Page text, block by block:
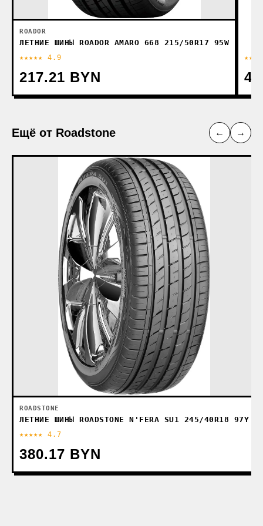
ROADOR
ЛЕТНИЕ ШИНЫ ROADOR AMARO 668 215/50R17 95W
★★★★★ 4.9
217.21 BYN
Ещё от Roadstone ← →
ROADSTONE
ЛЕТНИЕ ШИНЫ ROADSTONE N'FERA SU1 245/40R18 97Y
★★★★★ 4.7
380.17 BYN